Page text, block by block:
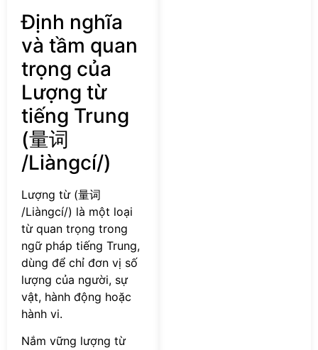
Định nghĩa
và tầm quan
trọng của
Lượng từ
tiếng Trung
(量词
/Liàngcí/)
Lượng từ (量词
/Liàngcí/) là một loại
từ quan trọng trong
ngữ pháp tiếng Trung,
dùng để chỉ đơn vị số
lượng của người, sự
vật, hành động hoặc
hành vi.
Nắm vững lượng từ